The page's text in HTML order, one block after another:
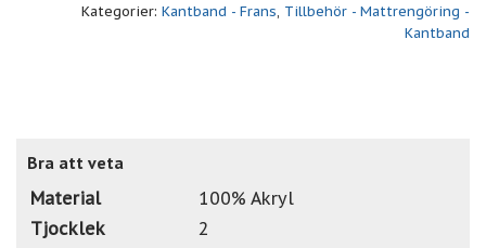
Kategorier: Kantband - Frans, Tillbehör - Mattrengöring -
Kantband
Bra att veta
Material
100% Akryl
Tjocklek
2